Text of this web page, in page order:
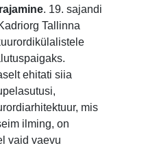
. 19. sajandi
Tallinna
ehitati siia
mis
ilming, on
vaid vaevu